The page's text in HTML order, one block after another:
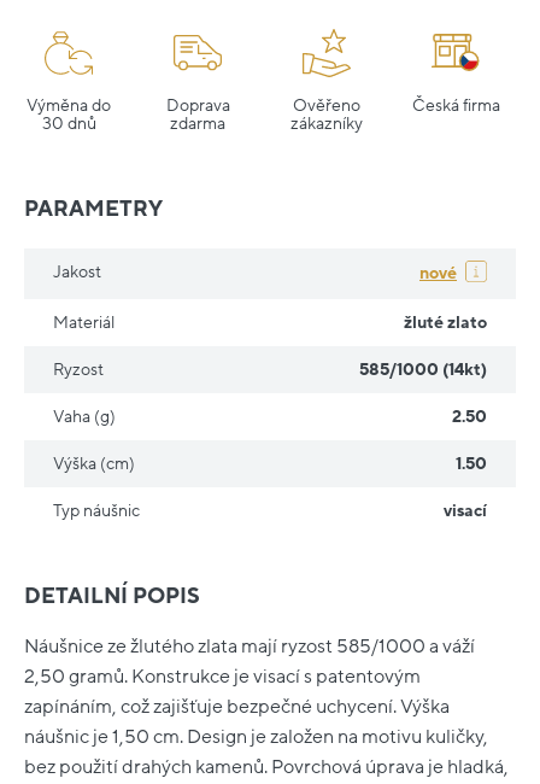
Výměna do
30 dnů
Doprava
zdarma
Ověřeno
zákazníky
Česká firma
DETAILNÍ POPIS
Náušnice ze žlutého zlata mají ryzost 585/1000 a váží
2,50 gramů. Konstrukce je visací s patentovým
zapínáním, což zajišťuje bezpečné uchycení. Výška
náušnic je 1,50 cm. Design je založen na motivu kuličky,
bez použití drahých kamenů. Povrchová úprava je hladká,
PARAMETRY
Jakost nové
Materiál žluté zlato
Ryzost 585/1000 (14kt)
Vaha (g) 2.50
Výška (cm) 1.50
Typ náušnic visací